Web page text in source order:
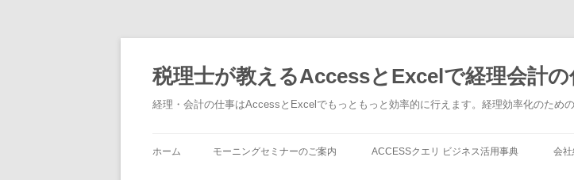
税理士が教えるAccessとExcelで経理会計
経理・会計の仕事はAccessとExcelでもっともっと効率的に行えます。経理効率化のため
ホーム モーニングセミナーのご案内 ACCESSクエリ ビジネス活用事典 会